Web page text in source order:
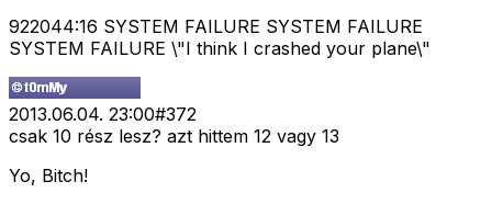
922044:16 SYSTEM FAILURE SYSTEM FAILURE
SYSTEM FAILURE \"I think I crashed your plane\"
2013.06.04. 23:00#372
csak 10 rész lesz? azt hittem 12 vagy 13
Yo, Bitch!